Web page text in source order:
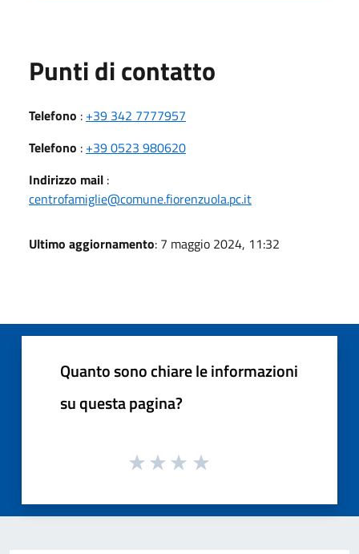
Punti di contatto
Telefono : +39 342 7777957
Telefono : +39 0523 980620
Indirizzo mail :
centrofamiglie@comune.fiorenzuola.pc.it
Ultimo aggiornamento: 7 maggio 2024, 11:32
Quanto sono chiare le informazioni
su questa pagina?